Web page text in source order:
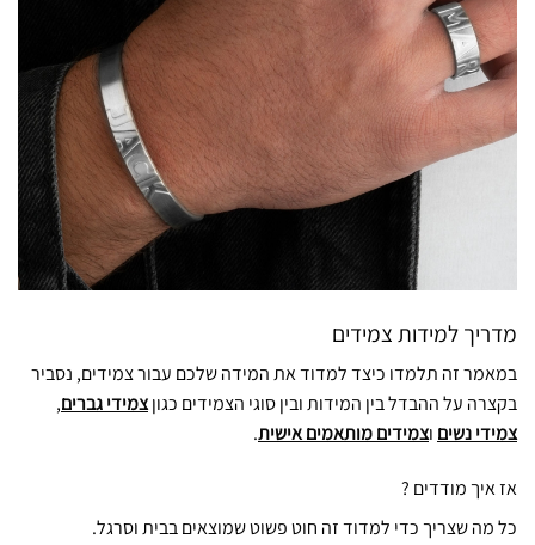
מדריך למידות צמידים
במאמר זה תלמדו כיצד למדוד את המידה שלכם עבור צמידים, נסביר
בקצרה על ההבדל בין המידות ובין סוגי הצמידים כגוןצמידי גברים,
צמידי נשים וצמידים מותאמים אישית.
אז איך מודדים ?
כל מה שצריך כדי למדוד זה חוט פשוט שמוצאים בבית וסרגל.